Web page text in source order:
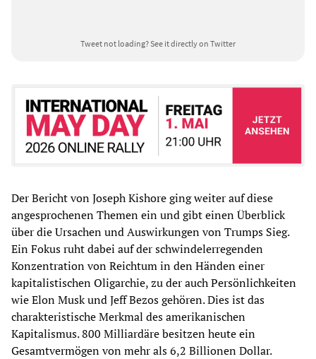
Tweet not loading?See it directly on Twitter
Der Bericht von Joseph Kishore ging weiter auf diese
angesprochenen Themen ein und gibt einen Überblick
über die Ursachen und Auswirkungen von Trumps Sieg.
Ein Fokus ruht dabei auf der schwindelerregenden
Konzentration von Reichtum in den Händen einer
kapitalistischen Oligarchie, zu der auch Persönlichkeiten
wie Elon Musk und Jeff Bezos gehören. Dies ist das
charakteristische Merkmal des amerikanischen
Kapitalismus. 800 Milliardäre besitzen heute ein
Gesamtvermögen von mehr als 6,2 Billionen Dollar.